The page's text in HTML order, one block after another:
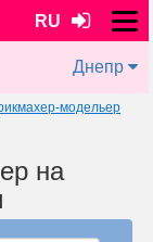
RU
Днепр
модельер
на